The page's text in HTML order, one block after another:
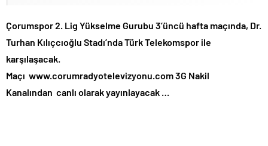
Çorumspor 2. Lig Yükselme Gurubu 3’üncü hafta maçında, Dr.
Turhan Kılıçcıoğlu Stadı’nda Türk Telekomspor ile
karşılaşacak.
Maçı www.corumradyotelevizyonu.com 3G Nakil
Kanalından canlı olarak yayınlayacak …